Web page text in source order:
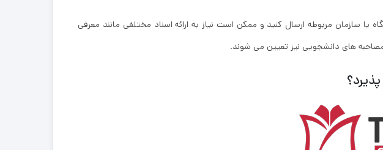
سازمان مربوطه ارسال کنید و ممکن است نیاز به ارائه اسناد مختلفی مانند معرفی
‌های دانشجویی نیز تعیین می ‌شوند.